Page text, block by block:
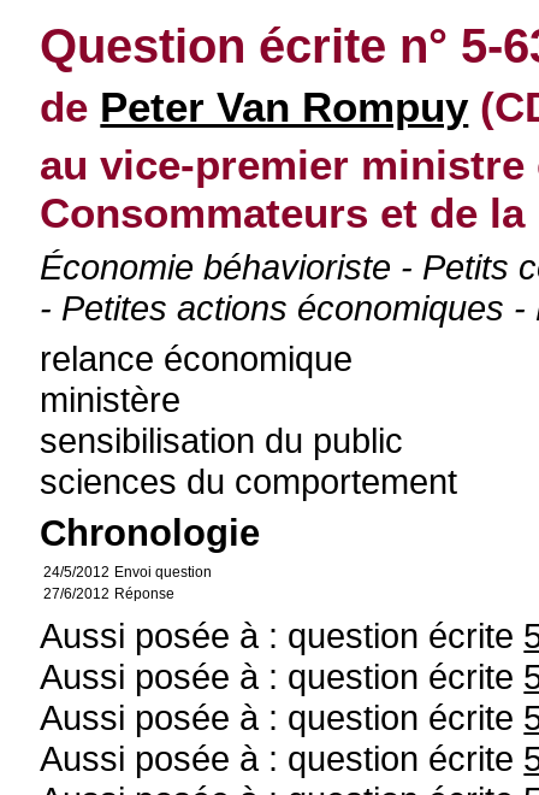
Question écrite n° 5-
de Peter Van Rompuy
au vice-premier
Consommateurs et de
Économie béhavioriste - Petits
- Petites actions économiques -
relance économique
ministère
sensibilisation du public
sciences du comportement
Chronologie
24/5/2012 Envoi question
27/6/2012 Réponse
Aussi posée à : question écrite
Aussi posée à : question écrite
Aussi posée à : question écrite
Aussi posée à : question écrite